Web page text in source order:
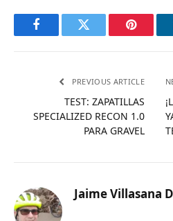
FacebookTwitter
PREVIOUS ARTICLE
TEST: ZAPATILLAS
SPECIALIZED RECON 1.0
PARA GRAVEL
Jaime Villasana